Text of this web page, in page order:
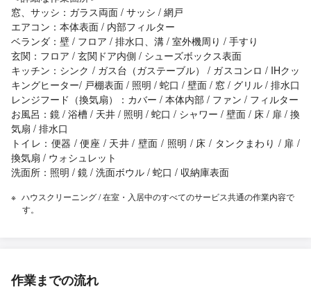
窓、サッシ：ガラス両面 / サッシ / 網戸
エアコン：本体表面 / 内部フィルター
ベランダ：壁 / フロア / 排水口、溝 / 室外機周り / 手すり
玄関：フロア / 玄関ドア内側 / シューズボックス表面
キッチン：シンク / ガス台（ガステーブル） / ガスコンロ / IHクッ
キングヒーター/ 戸棚表面 / 照明 / 蛇口 / 壁面 / 窓 / グリル / 排水口
レンジフード（換気扇）：カバー / 本体内部 / ファン / フィルター
お風呂：鏡 / 浴槽 / 天井 / 照明 / 蛇口 / シャワー / 壁面 / 床 / 扉 / 換
気扇 / 排水口
トイレ：便器 / 便座 / 天井 / 壁面 / 照明 / 床 / タンクまわり / 扉 /
換気扇 / ウォシュレット
洗面所：照明 / 鏡 / 洗面ボウル / 蛇口 / 収納庫表面
ハウスクリーニング / 在室・入居中のすべてのサービス共通の作業内容で
す。
作業までの流れ